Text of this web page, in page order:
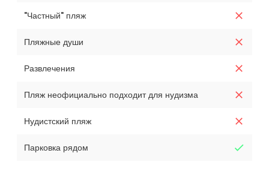
"Частный" пляж
Пляжные души
Развлечения
Пляж неофициально подходит для нудизма
Нудистский пляж
Парковка рядом